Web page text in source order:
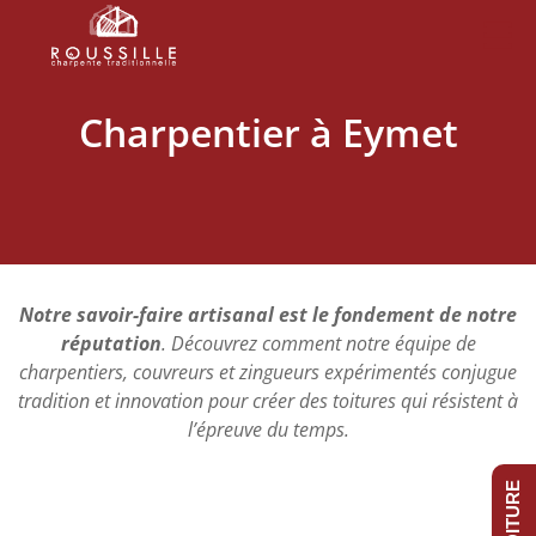
Charpentier à Eymet
Notre savoir-faire artisanal est le fondement de notre
réputation. Découvrez comment notre équipe de
charpentiers, couvreurs et zingueurs expérimentés conjugue
tradition et innovation pour créer des toitures qui résistent à
l’épreuve du temps.